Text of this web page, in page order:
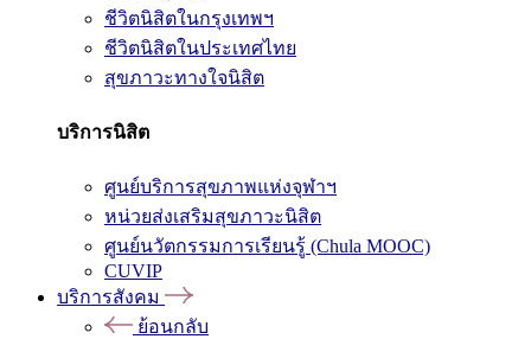
ชีวิตนิสิตในกรุงเทพฯ
ชีวิตนิสิตในประเทศไทย
สุขภาวะทางใจนิสิต
บริการนิสิต
ศูนย์บริการสุขภาพแห่งจุฬาฯ
หน่วยส่งเสริมสุขภาวะนิสิต
ศูนย์นวัตกรรมการเรียนรู้ (Chula MOOC)
CUVIP
บริการสังคม
ย้อนกลับ